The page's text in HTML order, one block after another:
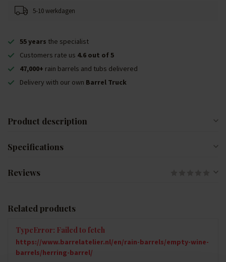
5-10 werkdagen
55 years the specialist
Customers rate us 4.6 out of 5
47,000+ rain barrels and tubs delivered
Delivery with our own Barrel Truck
Product description
Specifications
Reviews
Related products
TypeError: Failed to fetch
https://www.barrelatelier.nl/en/rain-barrels/empty-wine-
barrels/herring-barrel/